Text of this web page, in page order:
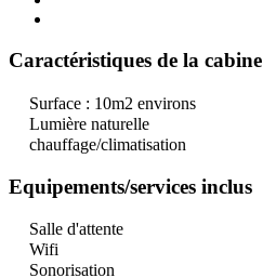
Caractéristiques de la cabine
Surface : 10m2 environs
Lumière naturelle
chauffage/climatisation
Equipements/services inclus
Salle d'attente
Wifi
Sonorisation